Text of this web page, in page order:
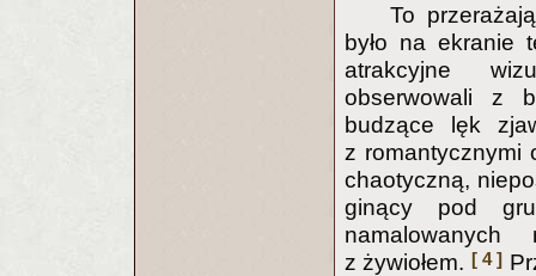
To
było na ekranie
atrakcyjne
obserwowali z
budzące lęk
z romantycznymi
chaotyczną,
ginący pod
z żywiołem. [ 4 ]